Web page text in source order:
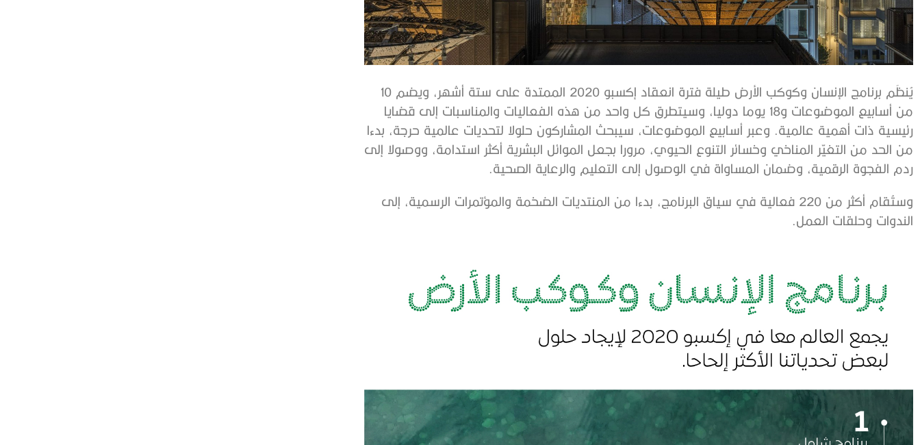
يُنظَم برنامج الإنسان وكوكب الأرض طيلة فترة انعقاد إكسبو 2020 الممتدة على ستة أشهر، ويضم 10
من أسابيع الموضوعات و18 يوما دوليا، وسيتطرق كل واحد من هذه الفعاليات والمناسبات إلى قضايا
رئيسية ذات أهمية عالمية. وعبر أسابيع الموضوعات، سيبحث المشاركون حلولا لتحديات عالمية حرجة، بدءا
من الحد من التغيّر المناخي وخسائر التنوع الحيوي، مرورا بجعل الموائل البشرية أكثر استدامة، ووصولا إلى
ردم الفجوة الرقمية، وضمان المساواة في الوصول إلى التعليم والرعاية الصحية.
وستُقام أكثر من 220 فعالية في سياق البرنامج، بدءا من المنتديات الضخمة والمؤتمرات الرسمية، إلى
الندوات وحلقات العمل.